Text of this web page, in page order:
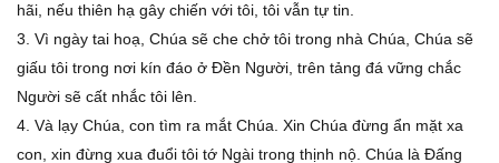
hãi, nếu thiên hạ gây chiến với tôi, tôi vẫn tự tin.
3. Vì ngày tai hoạ, Chúa sẽ che chở tôi trong nhà Chúa, Chúa sẽ
giấu tôi trong nơi kín đáo ở Ðền Người, trên tảng đá vững chắc
Người sẽ cất nhắc tôi lên.
4. Và lạy Chúa, con tìm ra mắt Chúa. Xin Chúa đừng ẩn mặt xa
con, xin đừng xua đuổi tôi tớ Ngài trong thịnh nộ. Chúa là Ðấng